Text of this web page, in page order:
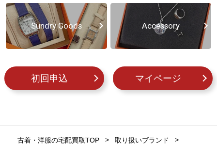
Sundry Goods Accessory
初回申込 マイページ
古着・洋服の宅配買取TOP
取り扱いブランド